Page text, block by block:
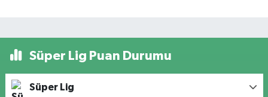
Süper Lig Puan Durumu
Süper Lig